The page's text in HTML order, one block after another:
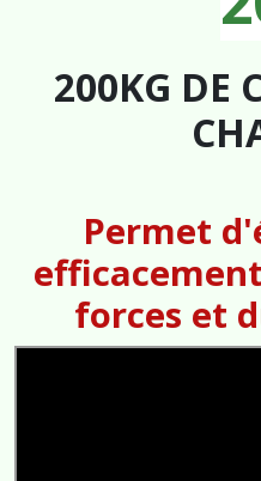
200KG DE
Permet
forces et